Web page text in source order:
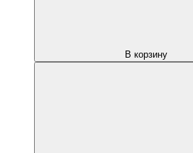
В корзину